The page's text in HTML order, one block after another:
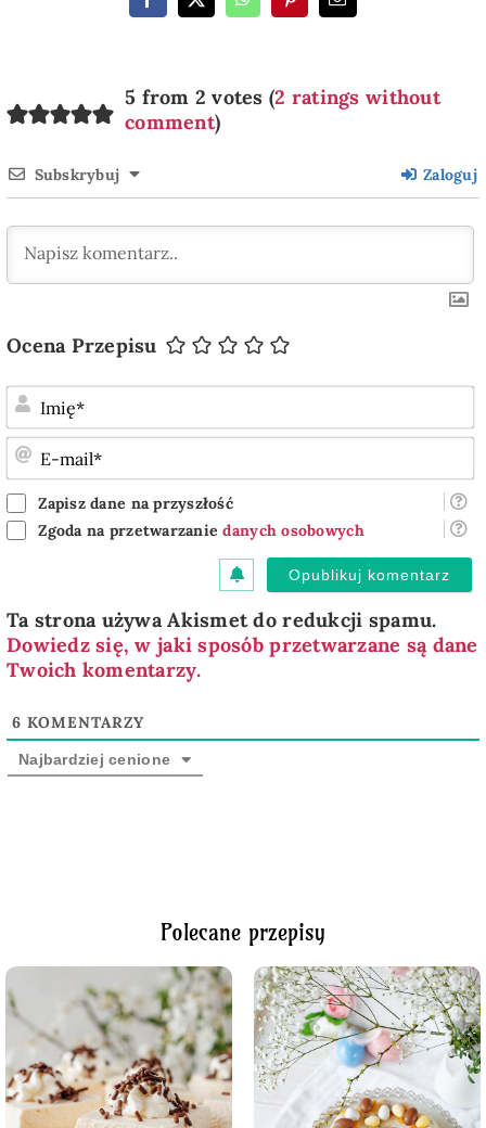
5 from 2 votes (2 ratings without
comment)
Subskrybuj Zaloguj
Ocena Przepisu
Zapisz dane na przyszłość
Zgoda na przetwarzaniedanych osobowych
Ta strona używa Akismet do redukcji spamu.
Dowiedz się, w jaki sposób przetwarzane są dane
Twoich komentarzy.
6 KOMENTARZY
Najbardziej cenione
Polecane przepisy